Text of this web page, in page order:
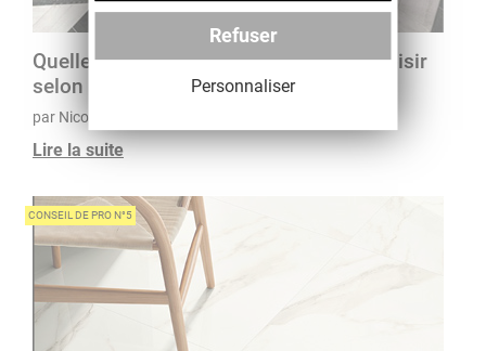
Quelles classifications et normes à choisir
selon mon utilisation ?
par Nicolas, Conseiller à Évreux
Lire la suite
CONSEIL DE PRO N°5
Refuser
Personnaliser